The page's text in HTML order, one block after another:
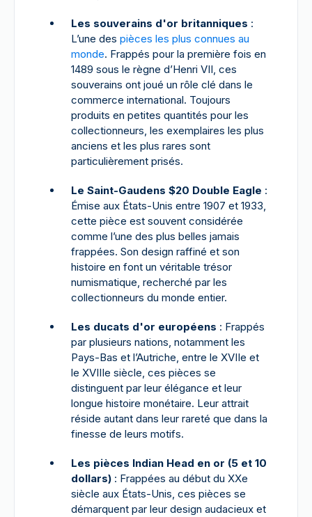
Les souverains d'or britanniques :
L’une des pièces les plus connues au
monde. Frappés pour la première fois en
1489 sous le règne d’Henri VII, ces
souverains ont joué un rôle clé dans le
commerce international. Toujours
produits en petites quantités pour les
collectionneurs, les exemplaires les plus
anciens et les plus rares sont
particulièrement prisés.
Le Saint-Gaudens $20 Double Eagle :
Émise aux États-Unis entre 1907 et 1933,
cette pièce est souvent considérée
comme l’une des plus belles jamais
frappées. Son design raffiné et son
histoire en font un véritable trésor
numismatique, recherché par les
collectionneurs du monde entier.
Les ducats d'or européens : Frappés
par plusieurs nations, notamment les
Pays-Bas et l’Autriche, entre le XVIIe et
le XVIIIe siècle, ces pièces se
distinguent par leur élégance et leur
longue histoire monétaire. Leur attrait
réside autant dans leur rareté que dans la
finesse de leurs motifs.
Les pièces Indian Head en or (5 et 10
dollars) : Frappées au début du XXe
siècle aux États-Unis, ces pièces se
démarquent par leur design audacieux et